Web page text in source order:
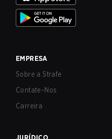
EMPRESA
Sobre a Strafe
Contate-Nos
Carreira